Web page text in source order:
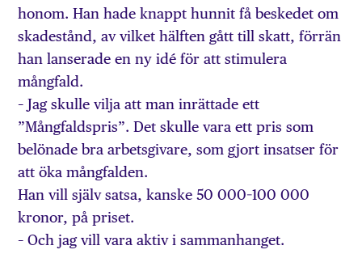
honom. Han hade knappt hunnit få beskedet om
skadestånd, av vilket hälften gått till skatt, förrän
han lanserade en ny idé för att stimulera
mångfald.
– Jag skulle vilja att man inrättade ett
”Mångfaldspris”. Det skulle vara ett pris som
belönade bra arbetsgivare, som gjort insatser för
att öka mångfalden.
Han vill själv satsa, kanske 50 000–100 000
kronor, på priset.
– Och jag vill vara aktiv i sammanhanget.